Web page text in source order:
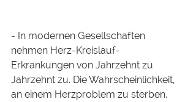
- In modernen Gesellschaften
nehmen Herz-Kreislauf-
Erkrankungen von Jahrzehnt zu
Jahrzehnt zu. Die Wahrscheinlichkeit,
an einem Herzproblem zu sterben,